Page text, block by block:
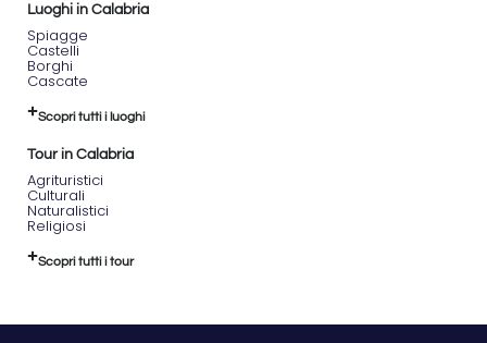
I
mezzi,
semplici
intuitivi,
sono
anche
principianti,
rendendo
l’esperienza
a tutti.
al
Luoghi in Calabria
Spiagge
Castelli
Borghi
Cascate
Scopri tutti i luoghi
Tour in Calabria
Agrituristici
Culturali
Naturalistici
Religiosi
Scopri tutti i tour